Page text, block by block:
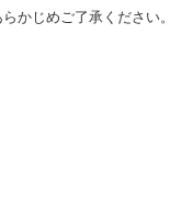
かじめご了承ください。